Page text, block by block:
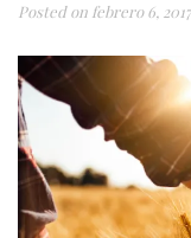
Posted on febrero 6, 2017